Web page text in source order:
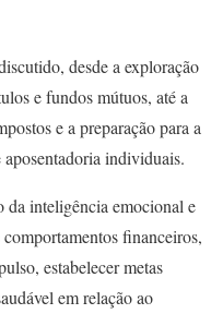
desde a exploração
e fundos mútuos, até a
e a preparação para a
individuais.
da inteligência emocional e
financeiros,
estabelecer metas
em relação ao